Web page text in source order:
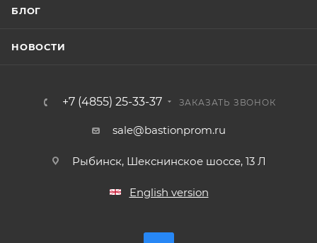
БЛОГ
НОВОСТИ
+7 (4855) 25-33-37 ЗАКАЗАТЬ ЗВОНОК
sale@bastionprom.ru
Рыбинск, Шекснинское шоссе, 13 Л
English version